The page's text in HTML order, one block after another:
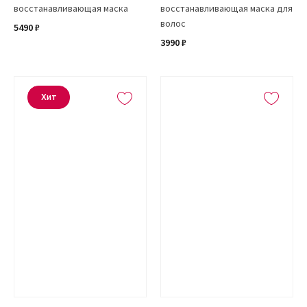
восстанавливающая маска
5490 ₽
восстанавливающая маска для
волос
3990 ₽
Хит